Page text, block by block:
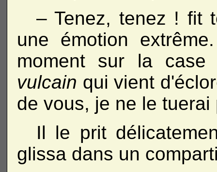
– Tenez, tenez ! fit
une émotion
moment sur la case
vulcain qui vient
de vous, je ne le
Il le prit
glissa dans un